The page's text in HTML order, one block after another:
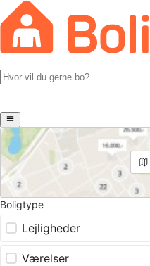
Boligtype
Lejligheder
Værelser